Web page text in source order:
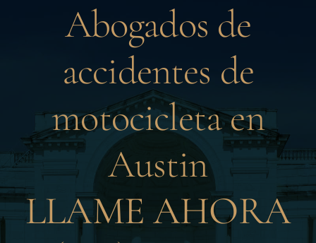
Abogados de
accidentes de
motocicleta en
Austin
LLAME AHORA